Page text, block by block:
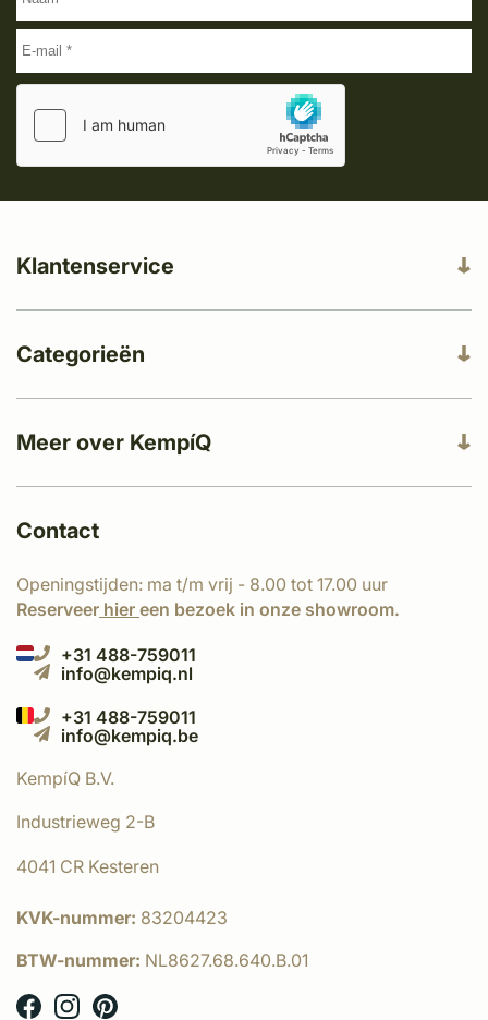
Meer over KempíQ
Klantenservice
Categorieën
Contact
Openingstijden: ma t/m vrij - 8.00 tot 17.00 uur
Reserveer hier een bezoek in onze showroom.
+31 488-759011
info@kempiq.nl
+31 488-759011
info@kempiq.be
KempíQ B.V.
Industrieweg 2-B
4041 CR Kesteren
KVK-nummer: 83204423
BTW-nummer: NL8627.68.640.B.01